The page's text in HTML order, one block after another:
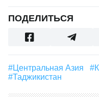
ПОДЕЛИТЬСЯ
#Центральная Азия
#Таджикистан